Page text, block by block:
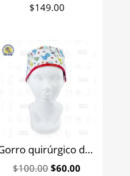
$149.00
Gorro quirúrgico de tela estampada 100% algodón unisex
$100.00Original
$60.00